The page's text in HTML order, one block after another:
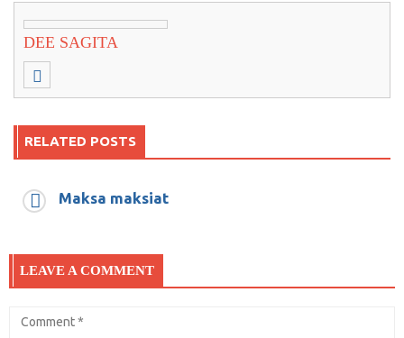
DEE SAGITA
RELATED POSTS
Reseâ€™Maksa maksiat
LEAVE A COMMENT